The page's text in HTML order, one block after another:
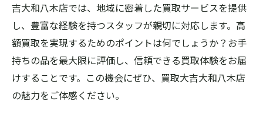
吉大和八木店では、地域に密着した買取サービスを提供
し、豊富な経験を持つスタッフが親切に対応します。高
額買取を実現するためのポイントは何でしょうか？お手
持ちの品を最大限に評価し、信頼できる買取体験をお届
けすることです。この機会にぜひ、買取大吉大和八木店
の魅力をご体感ください。